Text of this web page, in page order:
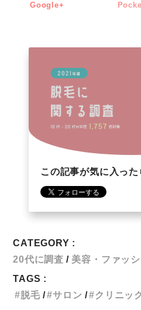
Google+
この記事が気に入っ
CATEGORY :
20代に調査
美容・ファッ
TAGS :
脱毛
サロン クリニッ